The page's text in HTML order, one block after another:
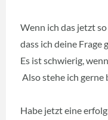
Wenn ich das jetzt
dass ich deine
Es ist schwierig,
Also stehe ich gerne
Habe jetzt eine